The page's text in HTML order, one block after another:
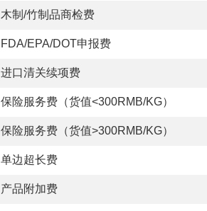
木制/竹制品商检费
FDA/EPA/DOT申报费
进口清关续项费
保险服务费（货值<300RMB/KG）
保险服务费（货值>300RMB/KG）
单边超长费
产品附加费